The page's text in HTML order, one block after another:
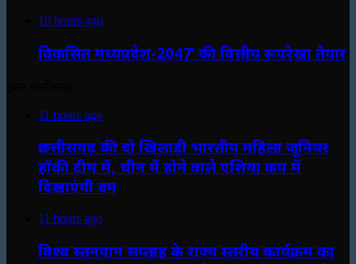
10 hours ago
विकसित मध्यप्रदेश-2047’ की वित्तीय रूपरेखा तैयार
11 hours ago
छत्तीसगढ़ की दो खिलाड़ी भारतीय महिला जूनियर
हॉकी टीम में, चीन में होने वाले एशिया कप में
दिखाएंगी दम
11 hours ago
विश्व स्तनपान सप्ताह के राज्य स्तरीय कार्यक्रम का